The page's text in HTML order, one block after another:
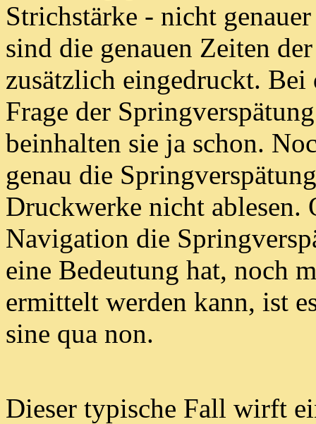
Strichstärke - nicht
sind die genauen Zeiten
zusätzlich eingedruckt. Bei
Frage der
beinhalten sie ja schon.
genau die
Druckwerke nicht ablesen.
Navigation die
eine Bedeutung hat, noch
ermittelt werden kann, ist
sine qua non.
Dieser typische Fall wirft